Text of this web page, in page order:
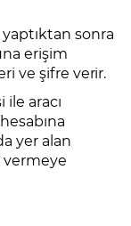
yaptıktan sonra
erişim
ve şifre verir.
ile aracı
yer alan
vermeye